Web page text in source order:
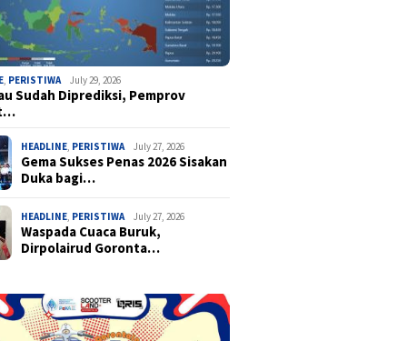
, PERISTIWA July 29, 2026
Sudah Diprediksi, Pemprov
HEADLINE, PERISTIWA July 27, 2026
Gema Sukses Penas 2026 Sisakan
Duka bagi…
HEADLINE, PERISTIWA July 27, 2026
Waspada Cuaca Buruk,
Dirpolairud Goronta…